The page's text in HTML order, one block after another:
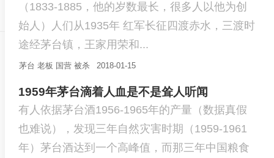
（1833-1885，他的岁数最长，很多人以他为创
始人）人们从1935年 红军长征四渡赤水，三渡时
途经茅台镇，王家用荣和...
茅台 老板 国营 被杀 2018-01-15
1959年茅台滴着人血是不是耸人听闻
有人依据茅台酒1956-1965年的产量（数据真假
也难说），发现三年自然灾害时期（1959-1961
年）茅台酒达到一个高峰值，而那三年中国粮食